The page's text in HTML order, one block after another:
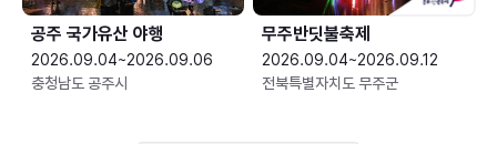
공주 국가유산 야행
2026.09.04~2026.09.06
충청남도 공주시
무주반딧불축제
2026.09.04~2026.09.12
전북특별자치도 무주군